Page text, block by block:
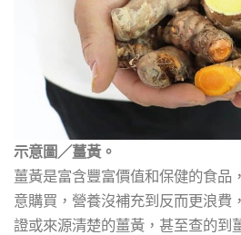
示意圖／薑黃。
薑黃是富含豐富價值和保健的食品
意購買，營養沒補充到反而更浪費
證或來源清楚的薑黃，甚至查的到